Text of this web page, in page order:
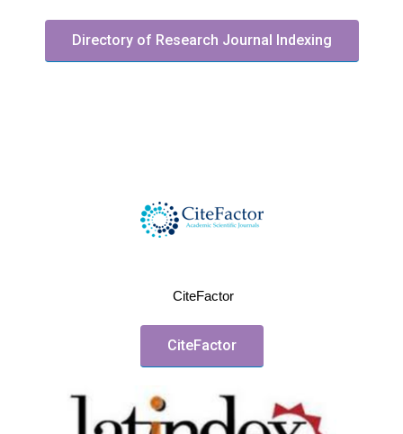
Directory of Research Journal Indexing
CiteFactor
CiteFactor